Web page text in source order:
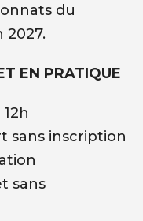
du
2027.
EN PRATIQUE
sans inscription
sans